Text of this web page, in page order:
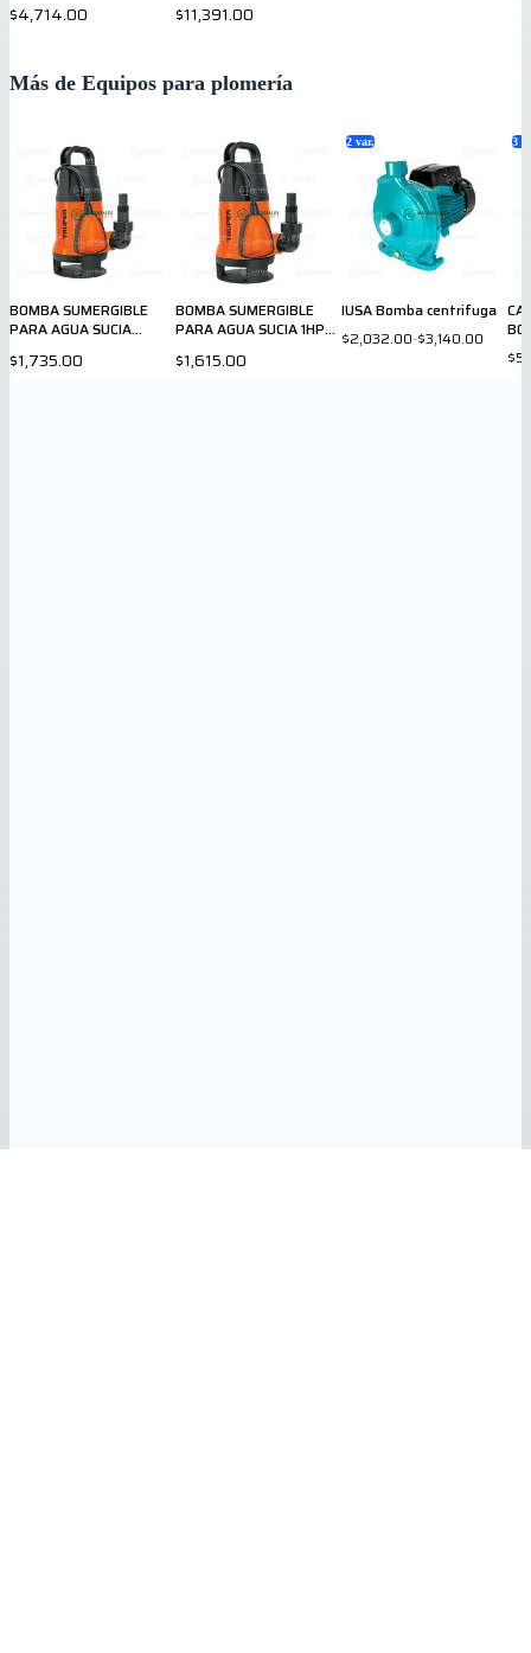
$4,714.00 $11,391.00
Más de Equipos para plomería
BOMBA SUMERGIBLE
PARA AGUA SUCIA
$1,735.00
BOMBA SUMERGIBLE
PARA AGUA SUCIA 1HP
$1,615.00
2 var.
IUSA Bomba centrifuga
$2,032.00-$3,140.00
3